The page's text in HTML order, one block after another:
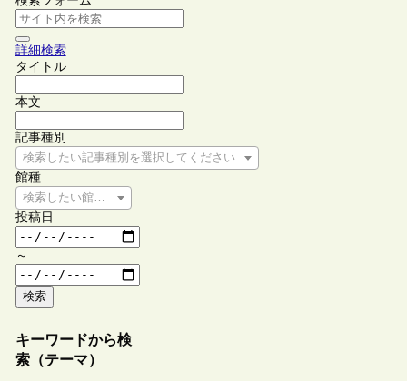
詳細検索
タイトル
本文
記事種別
検索したい記事種別を選択してください
館種
検索したい館種を選択してください
投稿日
～
検索
キーワードから検
索（テーマ）